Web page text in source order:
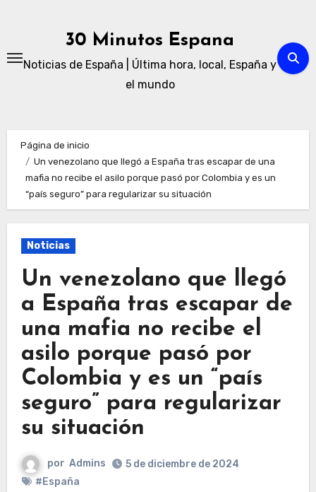
30 Minutos Espana
Noticias de España | Última hora, local, España y
el mundo
Página de inicio
Un venezolano que llegó a España tras escapar de una
mafia no recibe el asilo porque pasó por Colombia y es un
“país seguro” para regularizar su situación
Noticias
Un venezolano que llegó
a España tras escapar de
una mafia no recibe el
asilo porque pasó por
Colombia y es un “país
seguro” para regularizar
su situación
por Admins
5 de diciembre de 2024
#España